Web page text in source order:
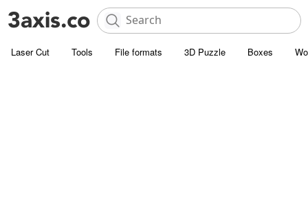
Laser Cut Tools File formats 3D Puzzle Boxes